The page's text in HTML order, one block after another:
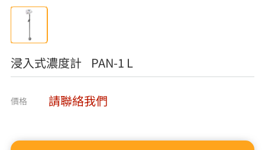
浸入式濃度計 PAN-1 L
價格 請聯絡我們